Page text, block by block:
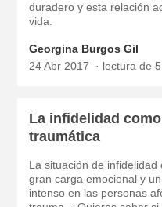
duradero y esta relación
vida.
Georgina Burgos Gil
24 Abr 2017
lectura de
La infidelidad
traumática
La situación de infidelidad
gran carga emocional y
intenso en las personas